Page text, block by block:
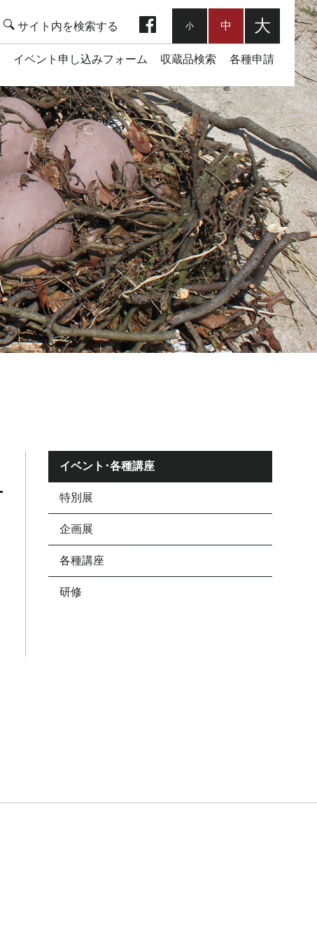
イベント申し込みフォーム 収蔵品検索 各種申請
小 中 大
イベント･各種講座
特別展
企画展
各種講座
研修